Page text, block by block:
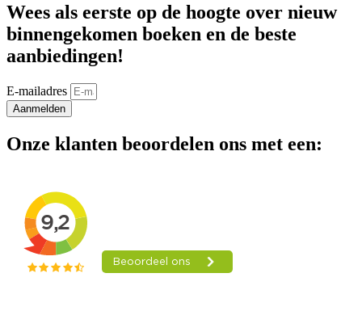
Wees als eerste op de hoogte over nieuw
binnengekomen boeken en de beste
aanbiedingen!
E-mailadres
Aanmelden
Onze klanten beoordelen ons met een: